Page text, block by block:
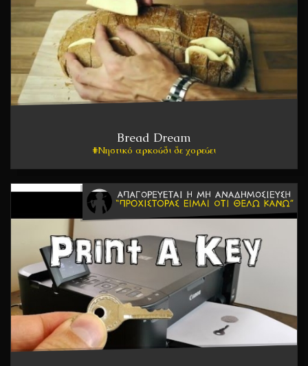
Bread Dream
Νηστικό αρκούδι δε χορεύει